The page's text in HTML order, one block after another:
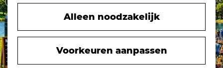
Alleen noodzakelijk
Voorkeuren aanpassen
o
m
e
p
a
Zakelijk bezoek
Zuiderwaterlinie
10 x typisch
Hoeksche Waard